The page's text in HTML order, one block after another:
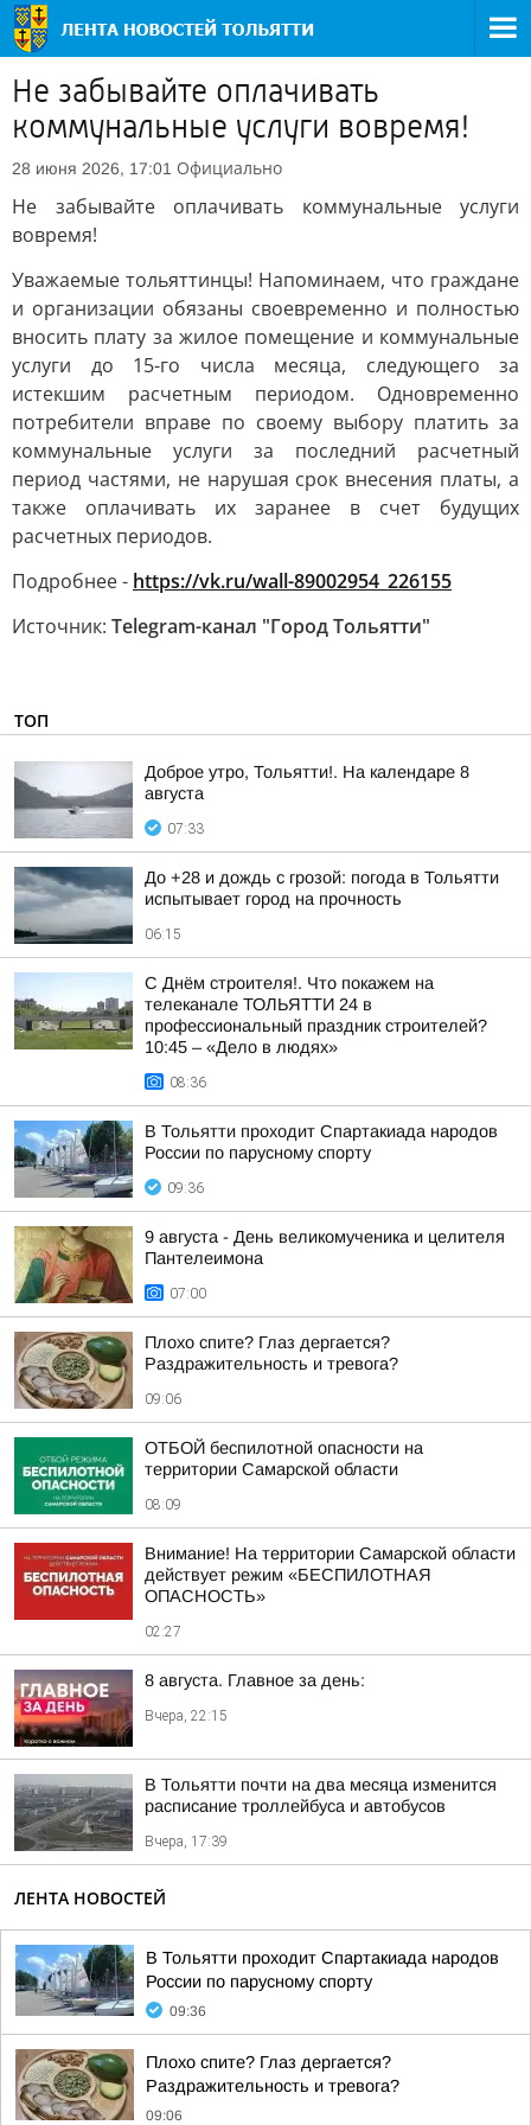
Не забывайте оплачивать
коммунальные услуги вовремя!
28 июня 2026, 17:01 Официально
Не забывайте оплачивать коммунальные услуги
вовремя!
Уважаемые тольяттинцы! Напоминаем, что граждане
и организации обязаны своевременно и полностью
вносить плату за жилое помещение и коммунальные
услуги до 15-го числа месяца, следующего за
истекшим расчетным периодом. Одновременно
потребители вправе по своему выбору платить за
коммунальные услуги за последний расчетный
период частями, не нарушая срок внесения платы, а
также оплачивать их заранее в счет будущих
расчетных периодов.
Подробнее - https://vk.ru/wall-89002954_226155
Источник: Telegram-канал "Город Тольятти"
ТОП
Доброе утро, Тольятти!. На календаре 8
августа
07:33
До +28 и дождь с грозой: погода в Тольятти
испытывает город на прочность
06:15
С Днём строителя!. Что покажем на
телеканале ТОЛЬЯТТИ 24 в
профессиональный праздник строителей?
10:45 – «Дело в людях»
08:36
В Тольятти проходит Спартакиада народов
России по парусному спорту
09:36
9 августа - День великомученика и целителя
Пантелеимона
07:00
Плохо спите? Глаз дергается?
Раздражительность и тревога?
09:06
ОТБОЙ беспилотной опасности на
территории Самарской области
08:09
Внимание! На территории Самарской области
действует режим «БЕСПИЛОТНАЯ
ОПАСНОСТЬ»
02:27
8 августа. Главное за день:
Вчера, 22:15
В Тольятти почти на два месяца изменится
расписание троллейбуса и автобусов
Вчера, 17:39
ЛЕНТА НОВОСТЕЙ
В Тольятти проходит Спартакиада народов
России по парусному спорту
09:36
Плохо спите? Глаз дергается?
Раздражительность и тревога?
09:06